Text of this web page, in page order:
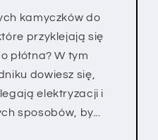
kamyczków do
przyklejają się
płótna? W tym
dowiesz się,
elektryzacji i
sposobów, by...